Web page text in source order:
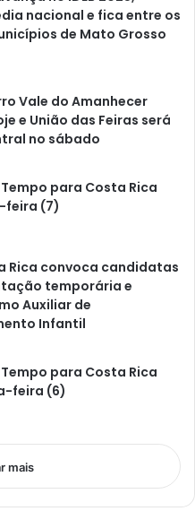
nacional e fica entre os
de Mato Grosso
Vale do Amanhecer
e União das Feiras será
no sábado
para Costa Rica
feira (7)
Rica convoca candidatas
temporária e
Auxiliar de
Infantil
para Costa Rica
feira (6)
mais